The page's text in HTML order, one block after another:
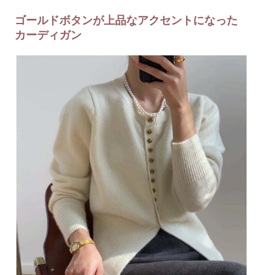
ゴールドボタンが上品なアクセントになった
カーディガン